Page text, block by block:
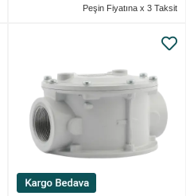
Peşin Fiyatına x 3 Taksit